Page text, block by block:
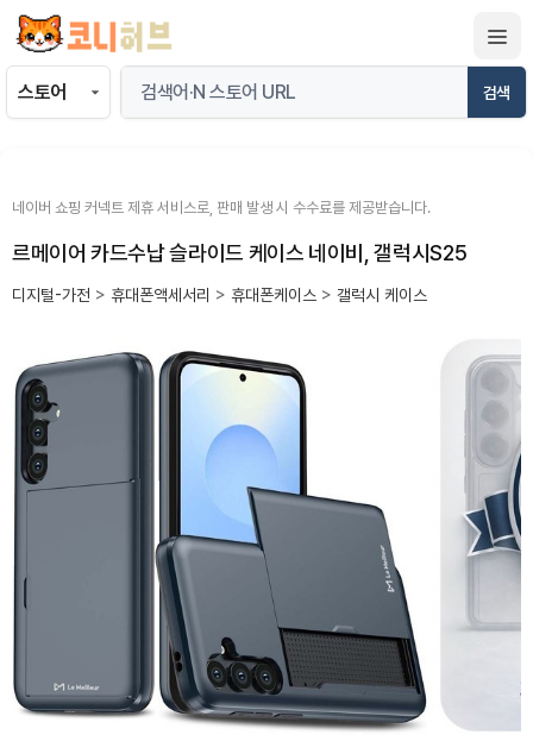
츠
검색
네이버 쇼핑 커넥트 제휴 서비스로, 판매 발생 시 수수료를 제공받습니다.
르메이어 카드수납 슬라이드 케이스 네이비, 갤럭시S25
디지털-가전 > 휴대폰액세서리 > 휴대폰케이스 > 갤럭시 케이스